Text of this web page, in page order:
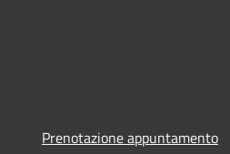
Prenotazione appuntamento